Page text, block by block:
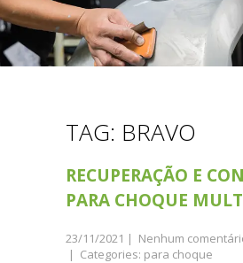
TAG: BRAVO
RECUPERAÇÃO E
PARA CHOQUE
23/11/2021 | Nenhum
| Categories: para choque